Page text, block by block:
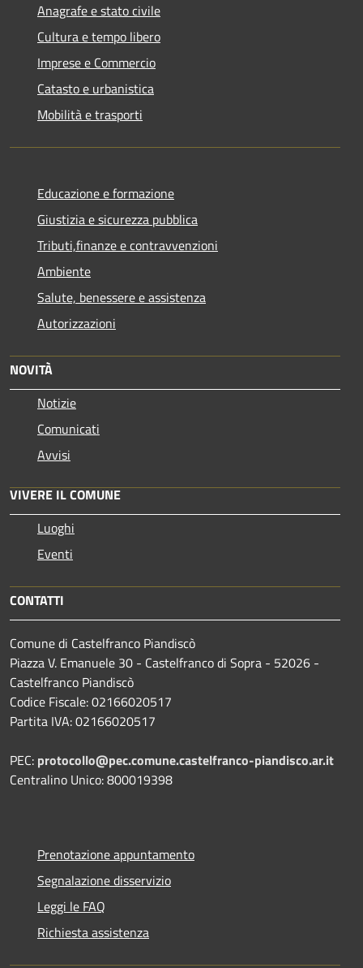
Anagrafe e stato civile
Cultura e tempo libero
Imprese e Commercio
Catasto e urbanistica
Mobilità e trasporti
Educazione e formazione
Giustizia e sicurezza pubblica
Tributi,finanze e contravvenzioni
Ambiente
Salute, benessere e assistenza
Autorizzazioni
NOVITÀ
Notizie
Comunicati
Avvisi
VIVERE IL COMUNE
Luoghi
Eventi
CONTATTI
Comune di Castelfranco Piandiscò
Piazza V. Emanuele 30 - Castelfranco di Sopra - 52026 -
Castelfranco Piandiscò
Codice Fiscale: 02166020517
Partita IVA: 02166020517
PEC: protocollo@pec.comune.castelfranco-piandisco.ar.it
Centralino Unico: 800019398
Prenotazione appuntamento
Segnalazione disservizio
Leggi le FAQ
Richiesta assistenza